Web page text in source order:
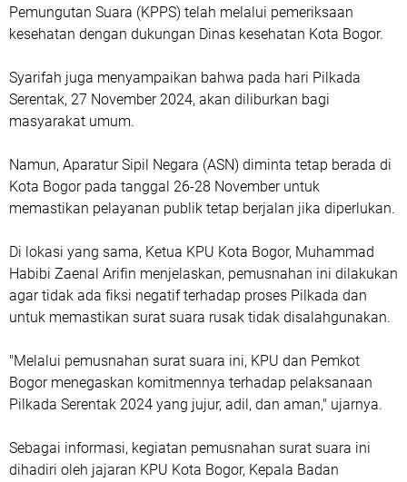
Pemungutan Suara (KPPS) telah melalui pemeriksaan
kesehatan dengan dukungan Dinas kesehatan Kota Bogor.
Syarifah juga menyampaikan bahwa pada hari Pilkada
Serentak, 27 November 2024, akan diliburkan bagi
masyarakat umum.
Namun, Aparatur Sipil Negara (ASN) diminta tetap berada di
Kota Bogor pada tanggal 26-28 November untuk
memastikan pelayanan publik tetap berjalan jika diperlukan.
Di lokasi yang sama, Ketua KPU Kota Bogor, Muhammad
Habibi Zaenal Arifin menjelaskan, pemusnahan ini dilakukan
agar tidak ada fiksi negatif terhadap proses Pilkada dan
untuk memastikan surat suara rusak tidak disalahgunakan.
"Melalui pemusnahan surat suara ini, KPU dan Pemkot
Bogor menegaskan komitmennya terhadap pelaksanaan
Pilkada Serentak 2024 yang jujur, adil, dan aman," ujarnya.
Sebagai informasi, kegiatan pemusnahan surat suara ini
dihadiri oleh jajaran KPU Kota Bogor, Kepala Badan